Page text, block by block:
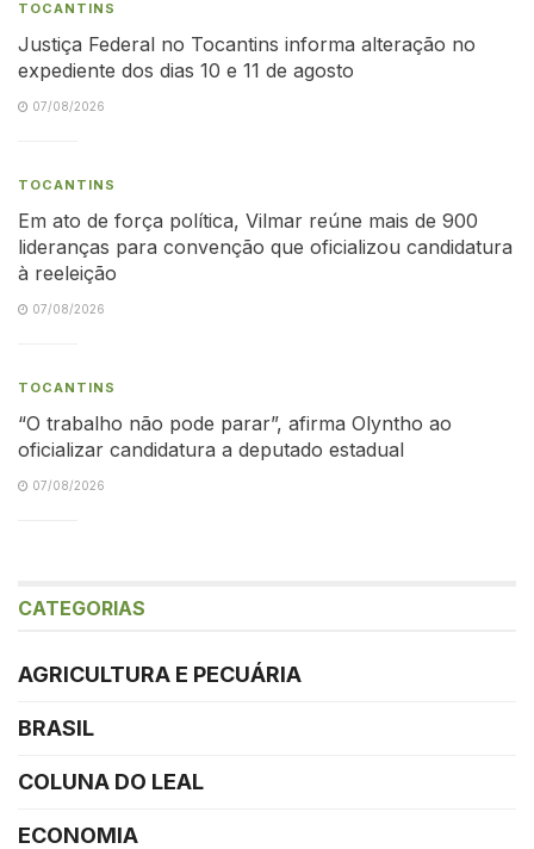
TOCANTINS
Justiça Federal no Tocantins informa alteração no
expediente dos dias 10 e 11 de agosto
07/08/2026
TOCANTINS
Em ato de força política, Vilmar reúne mais de 900
lideranças para convenção que oficializou candidatura
à reeleição
07/08/2026
TOCANTINS
“O trabalho não pode parar”, afirma Olyntho ao
oficializar candidatura a deputado estadual
07/08/2026
CATEGORIAS
AGRICULTURA E PECUÁRIA
BRASIL
COLUNA DO LEAL
ECONOMIA